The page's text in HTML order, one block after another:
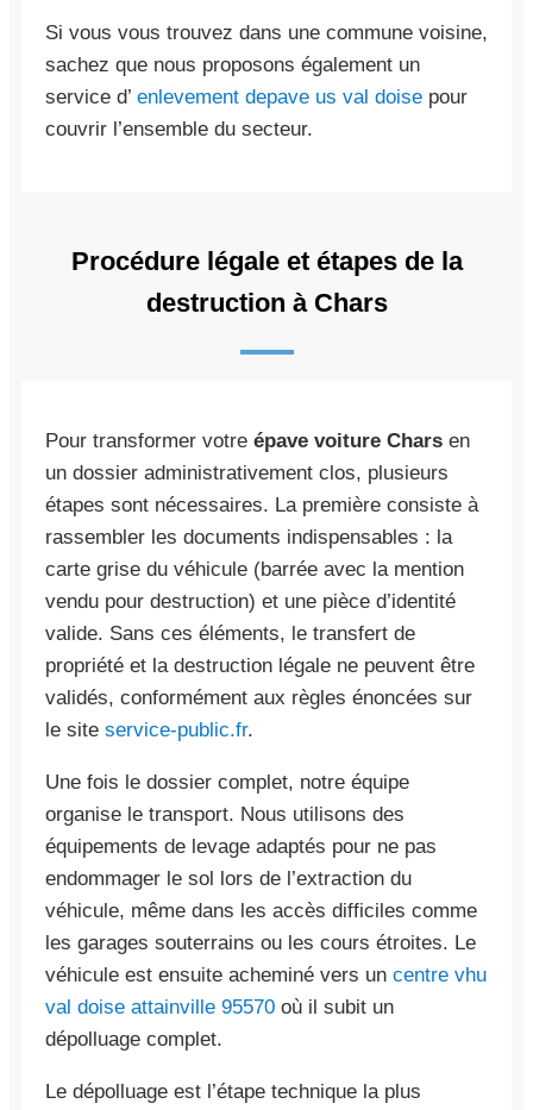
Si vous vous trouvez dans une commune voisine,
sachez que nous proposons également un
service d’ enlevement depave us val doise pour
couvrir l’ensemble du secteur.
Procédure légale et étapes de la
destruction à Chars
Pour transformer votre épave voiture Chars en
un dossier administrativement clos, plusieurs
étapes sont nécessaires. La première consiste à
rassembler les documents indispensables : la
carte grise du véhicule (barrée avec la mention
vendu pour destruction) et une pièce d’identité
valide. Sans ces éléments, le transfert de
propriété et la destruction légale ne peuvent être
validés, conformément aux règles énoncées sur
le site service-public.fr.
Une fois le dossier complet, notre équipe
organise le transport. Nous utilisons des
équipements de levage adaptés pour ne pas
endommager le sol lors de l’extraction du
véhicule, même dans les accès difficiles comme
les garages souterrains ou les cours étroites. Le
véhicule est ensuite acheminé vers un centre vhu
val doise attainville 95570 où il subit un
dépolluage complet.
Le dépolluage est l’étape technique la plus